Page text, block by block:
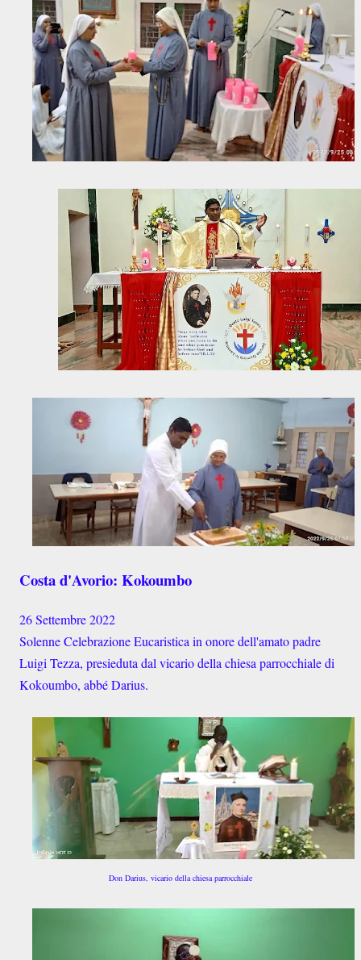
Costa d'Avorio: Kokoumbo
26 Settembre 2022
Solenne Celebrazione Eucaristica in onore dell'amato padre
Luigi Tezza, presieduta dal vicario della chiesa parrocchiale di
Kokoumbo, abbé Darius.
Don Darius, vicario della chiesa parrocchiale